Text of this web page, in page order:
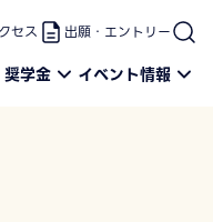
セス 出願・エントリー
学金 イベント情報